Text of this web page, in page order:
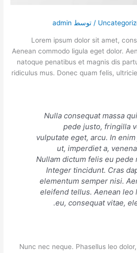
/ توسط admin
Lorem ipsum dolor sit amet,
Aenean commodo ligula eget dolor.
natoque penatibus et magnis dis
ridiculus mus. Donec quam felis,
Nulla consequat massa
pede justo, fringilla
vulputate eget, arcu. In
ut, imperdiet a,
Nullam dictum felis eu pede
Integer tincidunt. Cras
elementum semper nisi.
eleifend tellus. Aenean
eu, consequat vitae,
Nunc nec neque. Phasellus leo